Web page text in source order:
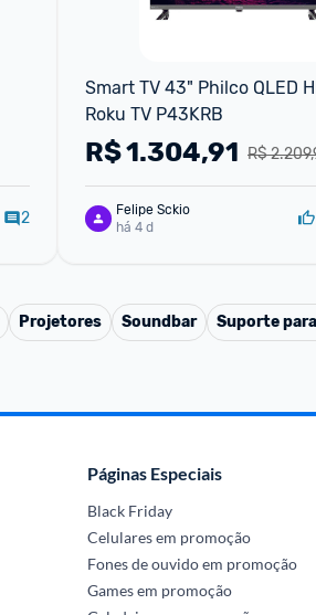
2
Smart TV 43" Philco QLED
Roku TV P43KRB
R$
R$1.304,91
Felipe Sckio
há 4 d
Projetores Soundbar Suporte
Páginas Especiais
Black Friday
Celulares em promoção
Fones de ouvido em promoção
Games em promoção